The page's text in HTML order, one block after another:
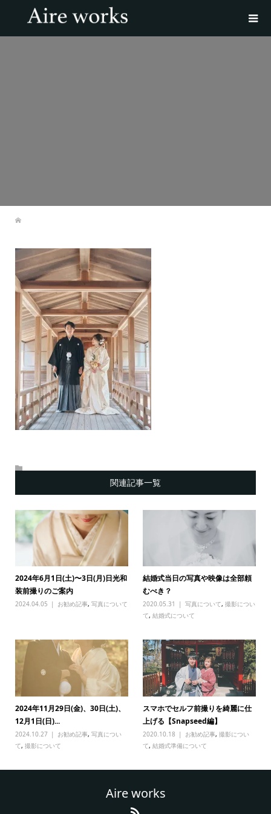
関連記事一覧
2024年6月1日(土)〜3日(月)日光和
装前撮りのご案内
2024.04.05 お勧め記事, 写真について
結婚式当日の写真や映像は全部頼
むべき？
2020.05.31 写真について,撮影につい
て,結婚式について
2024年11月29日(金)、30日(土)、
12月1日(日)...
2024.10.27 お勧め記事, 写真につい
て, 撮影について
スマホでセルフ前撮りを綺麗に仕
上げる【Snapseed編】
2020.10.18 お勧め記事,撮影につい
て,結婚式準備について
Aire works